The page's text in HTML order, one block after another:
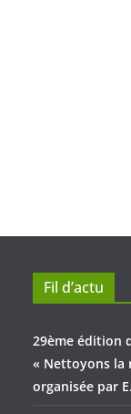
Fil d’actu
29ème édition
« Nettoyons la
organisée par